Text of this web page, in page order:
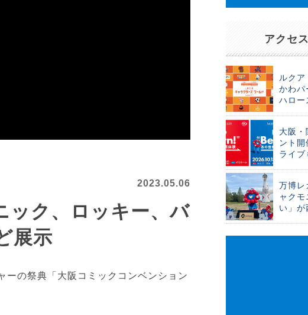
2023.05.06
ック、ロッキー、バ
展示
の祭典「大阪コミックコンベンション
アクセ
ルク
かわパ
ハロー
大阪
ント
ライブ
万博レ
ャク
い」